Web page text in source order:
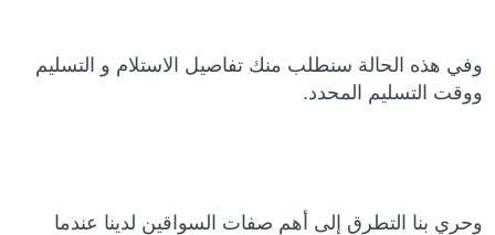
وفي هذه الحالة سنطلب منك تفاصيل الاستلام و التسليم
ووقت التسليم المحدد.
وحري بنا التطرق إلى أهم صفات السواقين لدينا عندما